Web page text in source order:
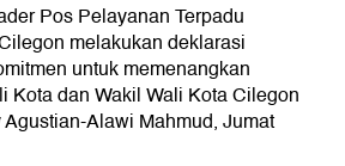
Pos Pelayanan Terpadu
melakukan deklarasi
untuk memenangkan
Kota dan Wakil Wali Kota Cilegon
Alawi Mahmud, Jumat